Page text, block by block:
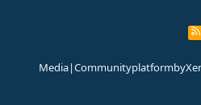
R
S
Community platform by
|
Media